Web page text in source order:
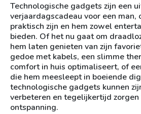
Technologische gadgets zijn een
verjaardagscadeau voor een man,
praktisch zijn en hem zowel
bieden. Of het nu gaat om
hem laten genieten van zijn
gedoe met kabels, een slimme
comfort in huis optimaliseert, of
die hem meesleept in boeiende
technologische gadgets kunnen
verbeteren en tegelijkertijd zorgen
ontspanning.